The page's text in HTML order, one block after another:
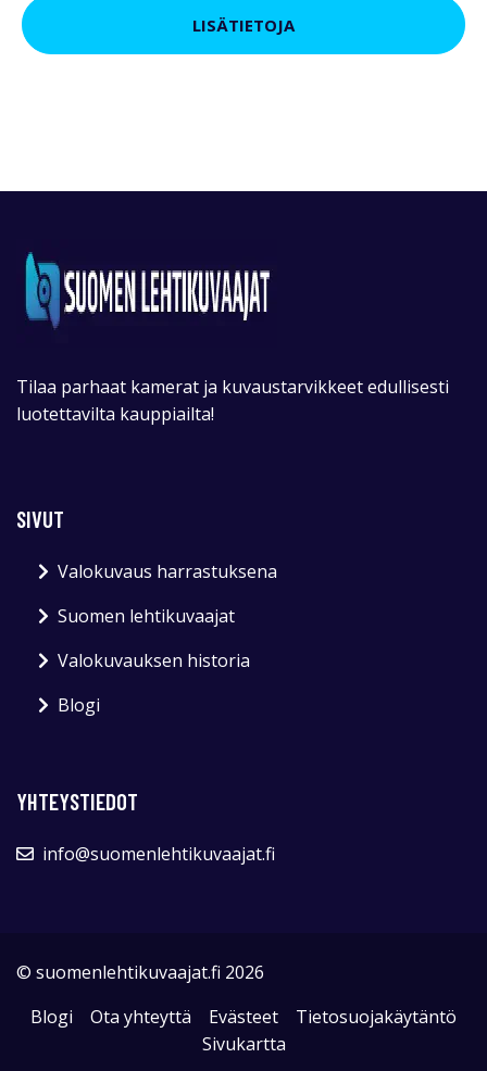
LISÄTIETOJA
Tilaa parhaat kamerat ja kuvaustarvikkeet edullisesti
luotettavilta kauppiailta!
SIVUT
Valokuvaus harrastuksena
Suomen lehtikuvaajat
Valokuvauksen historia
Blogi
YHTEYSTIEDOT
info@suomenlehtikuvaajat.fi
© suomenlehtikuvaajat.fi 2026
Blogi
Ota yhteyttä Evästeet
Tietosuojakäytäntö
Sivukartta